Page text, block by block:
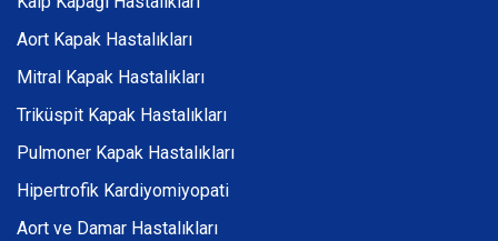
Aort Kapak Hastalıkları
Mitral Kapak Hastalıkları
Triküspit Kapak Hastalıkları
Pulmoner Kapak Hastalıkları
Hipertrofik Kardiyomiyopati
Aort ve Damar Hastalıkları